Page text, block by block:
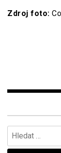
Zdroj foto:
Vyhledávání